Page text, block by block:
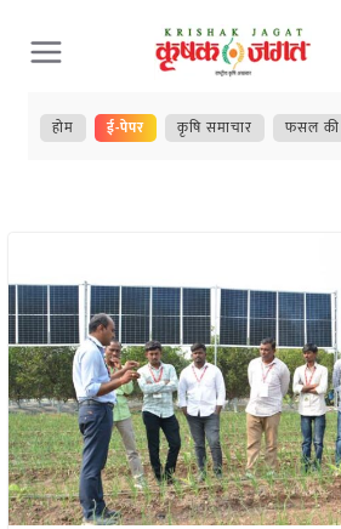
Skip
to
content
होम ई-पेपर कृषि समाचार फसल की